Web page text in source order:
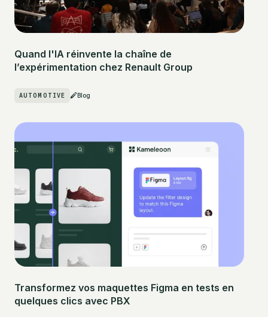
Quand l'IA réinvente la chaîne de
l’expérimentation chez Renault Group
AUTOMOTIVE Blog
Transformez vos maquettes Figma en tests en
quelques clics avec PBX